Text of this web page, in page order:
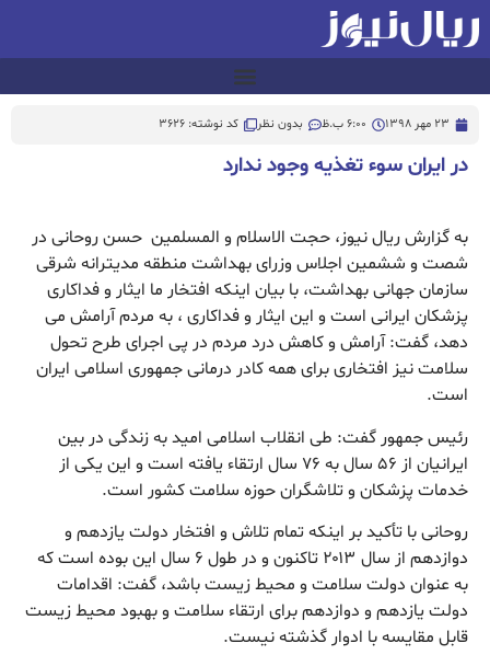
23 مهر 1398 6:00 ب.ظ بدون نظر کد نوشته: 3626
در ایران سوء‌ تغذیه وجود ندارد
به گزارش ریال نیوز، حجت الاسلام و المسلمین حسن روحانی در
شصت و ششمین اجلاس وزرای بهداشت منطقه مدیترانه شرقی
سازمان جهانی بهداشت، با بیان اینکه افتخار ما ایثار و فداکاری
پزشکان ایرانی است و این ایثار و فداکاری ، به مردم آرامش می
دهد، گفت: آرامش و کاهش درد مردم در پی اجرای طرح تحول
سلامت نیز افتخاری برای همه کادر درمانی جمهوری اسلامی ایران
است.
رئیس جمهور گفت: طی انقلاب اسلامی امید به زندگی در بین
ایرانیان از ۵۶ سال به ۷۶ سال ارتقاء یافته است و این یکی از
خدمات پزشکان و تلاشگران حوزه سلامت کشور است.
روحانی با تأکید بر اینکه تمام تلاش و افتخار دولت یازدهم و
دوازدهم از سال ۲۰۱۳ تاکنون و در طول ۶ سال این بوده است که
به عنوان دولت سلامت و محیط زیست باشد، گفت: اقدامات
دولت یازدهم و دوازدهم برای ارتقاء سلامت و بهبود محیط زیست
قابل مقایسه با ادوار گذشته نیست.